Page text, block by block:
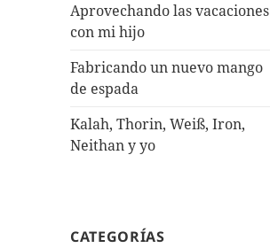
Aprovechando las vacaciones
con mi hijo
Fabricando un nuevo mango
de espada
Kalah, Thorin, Weiß, Iron,
Neithan y yo
CATEGORÍAS